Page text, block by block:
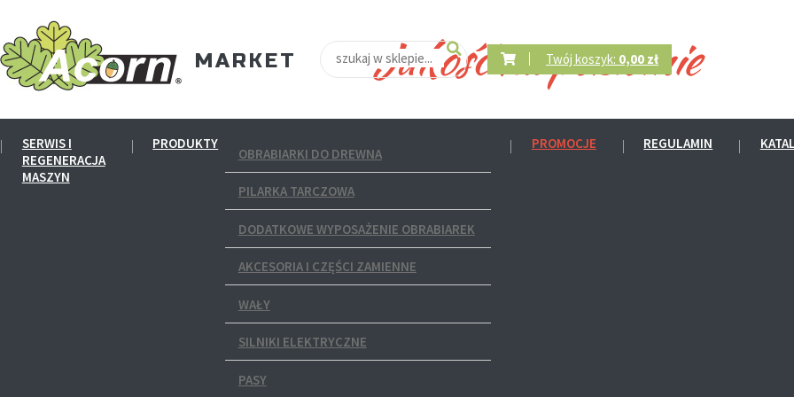
Twój koszyk: 0,00 zł
SERWIS I
REGENERACJA
MASZYN
PRODUKTY
OBRABIARKI DO DREWNA
PILARKA TARCZOWA
DODATKOWE WYPOSAŻENIE OBRABIAREK
AKCESORIA I CZĘŚCI ZAMIENNE
WAŁY
SILNIKI ELEKTRYCZNE
PASY
PROMOCJE REGULAMIN